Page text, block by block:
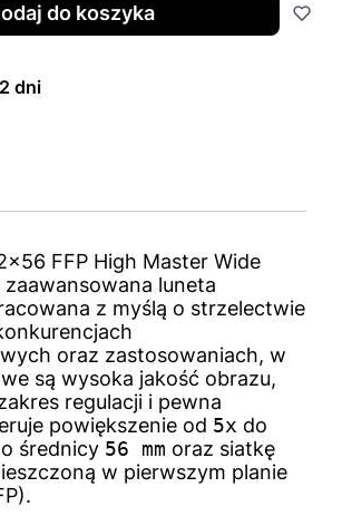
do koszyka
dni
FFP High Master Wide
luneta
z myślą o strzelectwie
oraz zastosowaniach, w
są wysoka jakość obrazu,
regulacji i pewna
powiększenie od 5x do
średnicy 56 mm oraz siatkę
w pierwszym planie